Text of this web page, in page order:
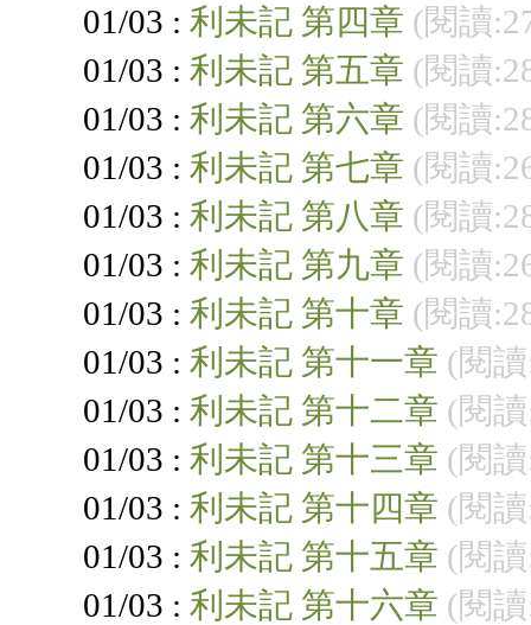
01/03 : 利未記 第四章 (閱讀
01/03 : 利未記 第五章 (閱讀
01/03 : 利未記 第六章 (閱讀
01/03 : 利未記 第七章 (閱讀
01/03 : 利未記 第八章 (閱讀
01/03 : 利未記 第九章 (閱讀
01/03 : 利未記 第十章 (閱讀
01/03 : 利未記 第十一章 (閱
01/03 : 利未記 第十二章 (閱
01/03 : 利未記 第十三章 (閱
01/03 : 利未記 第十四章 (閱
01/03 : 利未記 第十五章 (閱
01/03 : 利未記 第十六章 (閱